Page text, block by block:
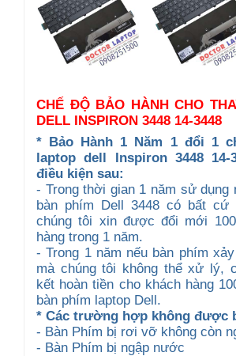
CHẾ ĐỘ BẢO HÀNH CHO
DELL INSPIRON 3448 14-3448
* Bảo Hành 1 Năm 1 đổi 1
laptop dell Inspiron 3448 14-
điều kiện sau:
- Trong thời gian 1 năm sử dụng
bàn phím Dell 3448 có bất cứ
chúng tôi xin được đổi mới
hàng trong 1 năm.
- Trong 1 năm nếu bàn phím
mà chúng tôi không thể xử lý,
kết hoàn tiền cho khách hàng
bàn phím laptop Dell.
* Các trường hợp không được
- Bàn Phím bị rơi vỡ không còn
- Bàn Phím bị ngập nước